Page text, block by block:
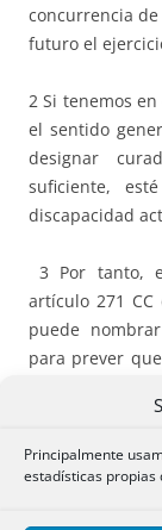
Principalmente
estadísticas propias
concurrencia
futuro el
2 Si tenemos
el sentido
designar
suficiente,
discapacidad
3 Por tanto,
artículo 271
puede
para prever
futuro más o
supone la
decisión del